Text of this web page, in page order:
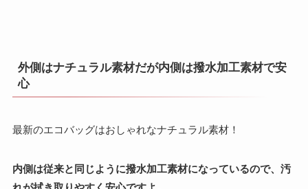
外側はナチュラル素材だが内側は撥水加工素材で安
心
最新のエコバッグはおしゃれなナチュラル素材！
内側は従来と同じように撥水加工素材になっているので、汚